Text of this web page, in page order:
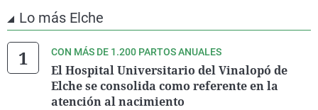
Lo más Elche
CON MÁS DE 1.200 PARTOS ANUALES
El Hospital Universitario del Vinalopó de
Elche se consolida como referente en la
atención al nacimiento